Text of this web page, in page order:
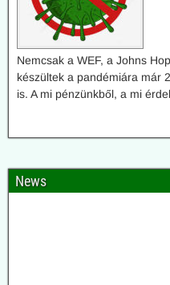
Nemcsak a WEF, a Johns
készültek a pandémiára már
is. A mi pénzünkből, a mi
News